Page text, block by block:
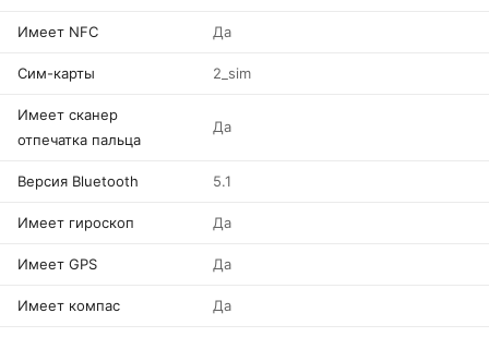
Имеет NFC Да
Сим-карты 2_sim
Имеет сканер
отпечатка пальца
Да
Версия Bluetooth 5.1
Имеет гироскоп Да
Имеет GPS Да
Имеет компас Да